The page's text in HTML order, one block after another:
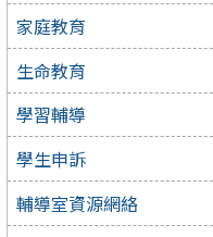
家庭教育
生命教育
學習輔導
學生申訴
輔導室資源網絡